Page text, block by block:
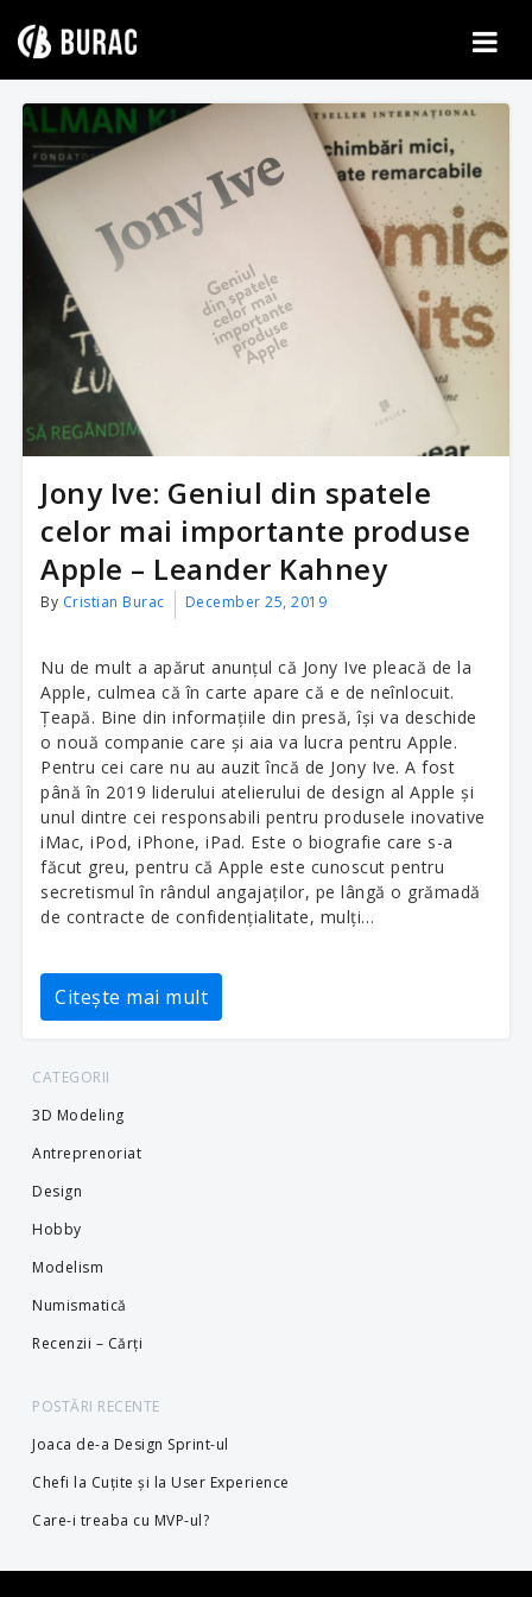
content
Jony Ive: Geniul din spatele
celor mai importante produse
Apple – Leander Kahney
By Cristian Burac December 25, 2019
Nu de mult a apărut anunțul că Jony Ive pleacă de la
Apple, culmea că în carte apare că e de neînlocuit.
Țeapă. Bine din informațiile din presă, își va deschide
o nouă companie care și aia va lucra pentru Apple.
Pentru cei care nu au auzit încă de Jony Ive. A fost
până în 2019 liderului atelierului de design al Apple și
unul dintre cei responsabili pentru produsele inovative
iMac, iPod, iPhone, iPad. Este o biografie care s-a
făcut greu, pentru că Apple este cunoscut pentru
secretismul în rândul angajaților, pe lângă o grămadă
de contracte de confidențialitate, mulți…
Citește mai mult
CATEGORII
3D Modeling
Antreprenoriat
Design
Hobby
Modelism
Numismatică
Recenzii – Cărți
POSTĂRI RECENTE
Joaca de-a Design Sprint-ul
Chefi la Cuțite și la User Experience
Care-i treaba cu MVP-ul?